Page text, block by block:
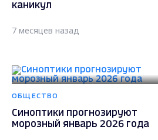
каникул
7 месяцев назад
ОБЩЕСТВО
Синоптики прогнозируют
морозный январь 2026 года